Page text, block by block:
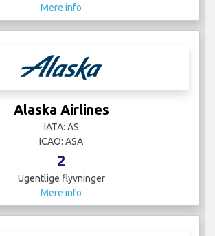
Mere info
Alaska Airlines
IATA: AS
ICAO: ASA
2
Ugentlige flyvninger
Mere info